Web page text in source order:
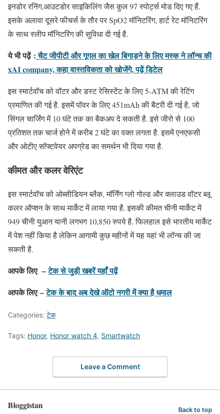
इनडोर रनिंग,आउटडोर साइकिलिंग जैस कुल 97 स्पोर्ट्स मोड दिए गए हैं.
इसके अलावा दूसरे फीचर्स के तौर पर SpO2 मॉनिटरिंग, हार्ट रेट मॉनिटरिंग
के साथ स्लीप मॉनिटरिंग की सुविधा दी गई है.
ये भी पढ़ें :चैट जीपीटी और गूगल का खेल बिगाड़ने के लिए मस्क ने लॉन्च की
xAI company, कहा वास्तविकता को खोजेंगे, पढ़ें डिटेल
इस स्मार्टवॉच को वॉटर और डस्ट रेसिस्टेंट के लिए 5-ATM की रेटिंग
प्रमाणित की गई है. इसमें पॉवर के लिए 451mAh की बैटरी दी गई है, जो
सिंगल चार्जिंग में 10 घंटे तक का बैकअप दे सकती है. इसे जीरो से 100
प्रतिशत तक चार्ज होने में करीब 2 घंटे का वक्त लगता है. इसमें एनएफसी
और ओटीए सॉफ्टवेयर अपग्रेड का समर्थन भी दिया गया है.
कीमत और कलर वेरिएंट
इस स्मार्टवॉच को ओब्सीडियन ब्लैक, मॉर्निंग ग्लो गोल्ड और क्लाउड वॉटर ब्लू
कलर ऑप्शन के साथ मार्केट में लाया गया है. इसकी कीमत चीनी मार्केट में
949 चीनी युआन यानी लगभग 10,850 रुपये है. फिलहाल इसे भारतीय मार्केट
में पेश नहीं किया है लेकिन आगामी कुछ महीनों में यह यहां भी लॉन्च की जा
सकती है.
आपके लिए –टेक से जुड़ी खबरें यहाँ पढ़ें
आपके लिए – टेक के बाद अब देखे ऑटो नगरी में क्या है धमाल
Categories: टेक
Tags: Honor, Honor watch 4, Smartwatch
Leave a Comment
Bloggistan Back to top